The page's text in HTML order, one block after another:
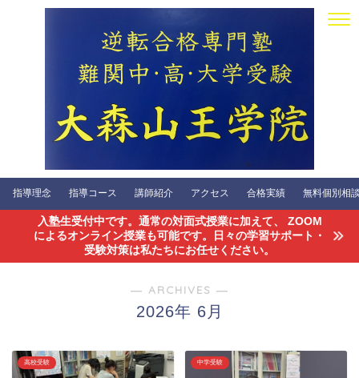
指導理念 指導コース 講師紹介 アクセス 合格実績 無料個別相
入塾生受付中です。通常の対面式授業に加えて、 ZOOM
によるオンライン授業も可能です。日々の学習サポート・
受験対策は私たちにお任せください。
― ARCHIVES ―
2026年 6月
高校受験 中学受験